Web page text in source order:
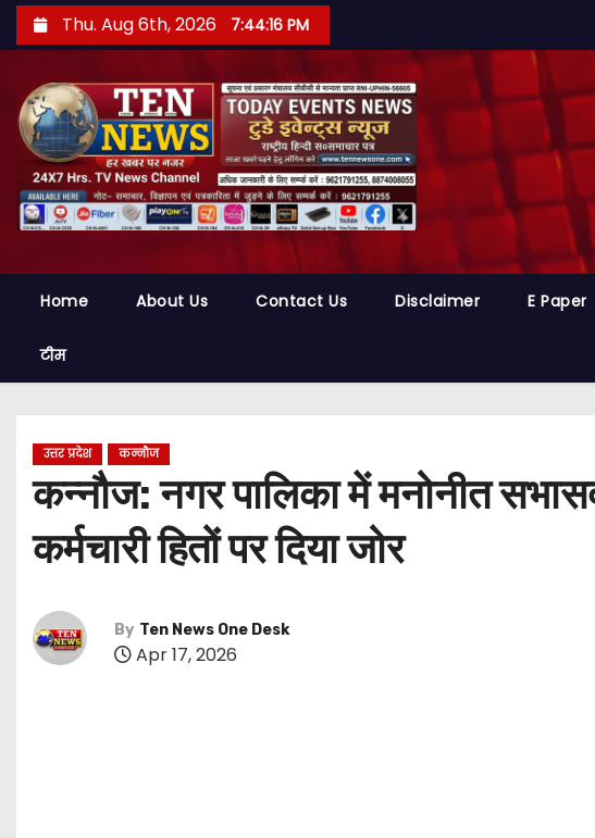
k
t
Thu. Aug 6th, 2026 7:44:17 PM
Home About Us Contact Us Disclaimer E Paper
टीम
उत्तर प्रदेश कन्नौज
कन्नौज: नगर पालिका में मनोनीत
कर्मचारी हितों पर दिया जोर
By Ten News One Desk
Apr 17, 2026